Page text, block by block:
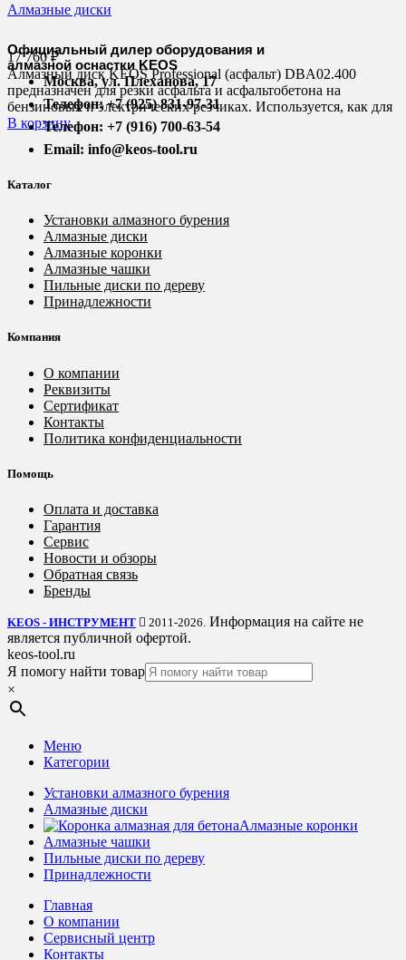
Алмазные диски
17 760₽
Алмазный диск KEOS Professional (асфальт) DBA02.400
предназначен для резки асфальта и асфальтобетона на
бензиновых и электрических резчиках. Используется, как для
В корзину
Официальный дилер оборудования и
алмазной оснастки KEOS
Москва, ул. Плеханова, 17
Телефон: +7 (925) 831-97-31
Телефон: +7 (916) 700-63-54
Email: info@keos-tool.ru
Каталог
Установки алмазного бурения
Алмазные диски
Алмазные коронки
Алмазные чашки
Пильные диски по дереву
Принадлежности
Компания
О компании
Реквизиты
Сертификат
Контакты
Политика конфиденциальности
Помощь
Оплата и доставка
Гарантия
Сервис
Новости и обзоры
Обратная связь
Бренды
KEOS - ИНСТРУМЕНТ 2011-2026. Информация на сайте не
является публичной офертой.
keos-tool.ru
Я помогу найти товар
×
Меню
Категории
Установки алмазного бурения
Алмазные диски
Алмазные коронки
Алмазные чашки
Пильные диски по дереву
Принадлежности
Главная
О компании
Сервисный центр
Контакты